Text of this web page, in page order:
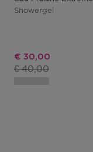
Showergel
Kortingsprijs
€ 30,00
Productprijs
€ 40,00